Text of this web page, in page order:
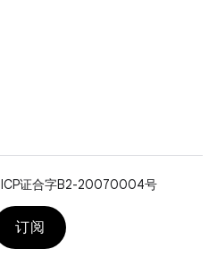
ICP证合字B2-20070004号
订阅